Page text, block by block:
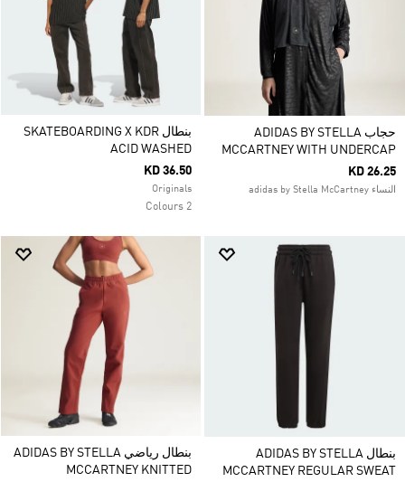
حجاب ADIDAS BY STELLA
MCCARTNEY WITH UNDERCAP
KD 26.25
النساء adidas by Stella McCartney
بنطال SKATEBOARDING X KDR
ACID WASHED
KD 36.50
Originals
2 Colours
بنطال ADIDAS BY STELLA
MCCARTNEY REGULAR SWEAT
بنطال رياضي ADIDAS BY STELLA
MCCARTNEY KNITTED